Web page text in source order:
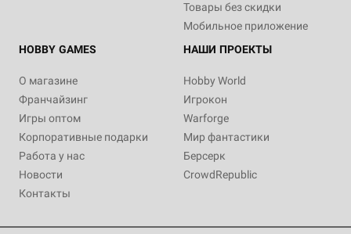
Товары без скидки
Мобильное приложение
HOBBY GAMES
О магазине
Франчайзинг
Игры оптом
Корпоративные подарки
Работа у нас
Новости
Контакты
НАШИ ПРОЕКТЫ
Hobby World
Игрокон
Warforge
Мир фантастики
Берсерк
CrowdRepublic